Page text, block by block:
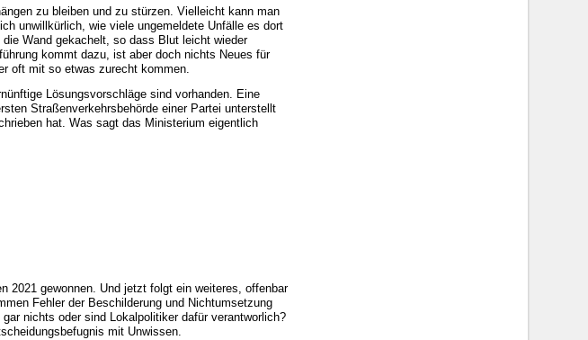
zu bleiben und zu stürzen. Vielleicht kann man
unwillkürlich, wie viele ungemeldete Unfälle es dort
Wand gekachelt, so dass Blut leicht wieder
kommt dazu, ist aber doch nichts Neues für
oft mit so etwas zurecht kommen.
Lösungsvorschläge sind vorhanden. Eine
Straßenverkehrsbehörde einer Partei unterstellt
hat. Was sagt das Ministerium eigentlich
2021 gewonnen. Und jetzt folgt ein weiteres, offenbar
Fehler der Beschilderung und Nichtumsetzung
nichts oder sind Lokalpolitiker dafür verantworlich?
mit Unwissen.